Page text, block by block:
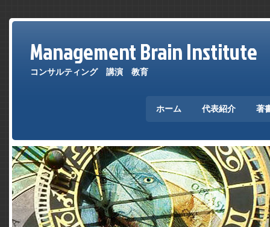
Management Brain Institute
コンサルティング 講演 教育
ホーム 代表紹介 著